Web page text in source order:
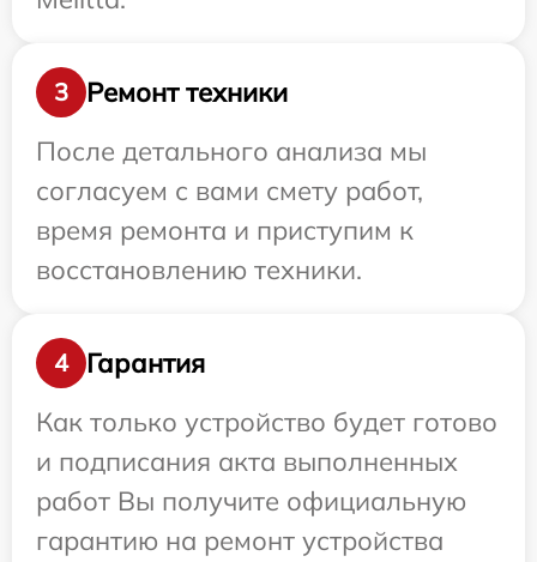
3
Ремонт техники
После детального анализа мы
согласуем с вами смету работ,
время ремонта и приступим к
восстановлению техники.
4
Гарантия
Как только устройство будет готово
и подписания акта выполненных
работ Вы получите официальную
гарантию на ремонт устройства